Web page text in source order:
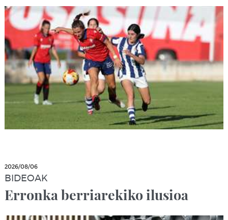
2026/08/06
BIDEOAK
Erronka berriarekiko ilusioa